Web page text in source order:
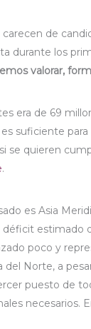
de
durante los
valorar,
era de 69
suficiente
se quieren
.
es Asia
déficit estimado
poco y
Norte, a
puesto de
necesarios.